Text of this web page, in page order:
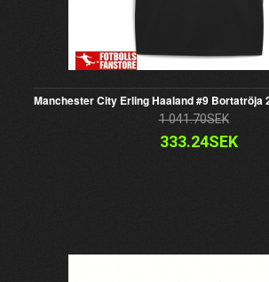
Manchester City Erling Haaland #9 Bortatröja
1 041.70SEK
333.24SEK